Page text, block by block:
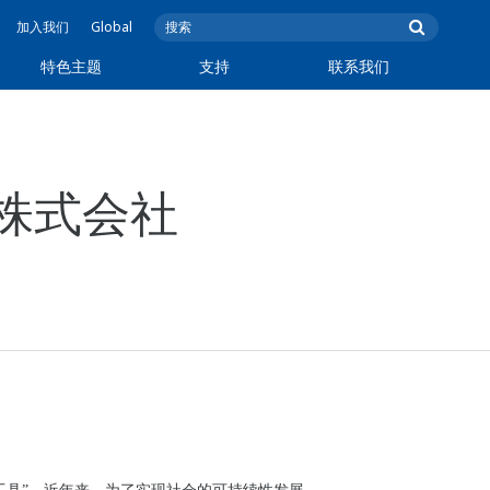
加入我们 Global
特色主题 支持 联系我们
式会社